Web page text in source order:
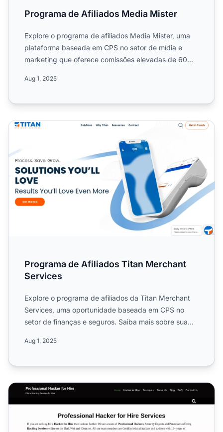
Programa de Afiliados Media Mister
Explore o programa de afiliados Media Mister, uma
plataforma baseada em CPS no setor de mídia e
marketing que oferece comissões elevadas de 60%,
Aug 1, 2025
Programa de Afiliados Titan Merchant Services
Programa de Afiliados Titan Merchant
Services
Explore o programa de afiliados da Titan Merchant
Services, uma oportunidade baseada em CPS no
setor de finanças e seguros. Saiba mais sobre sua
Aug 1, 2025
Programa de Afiliados MaestroCrew